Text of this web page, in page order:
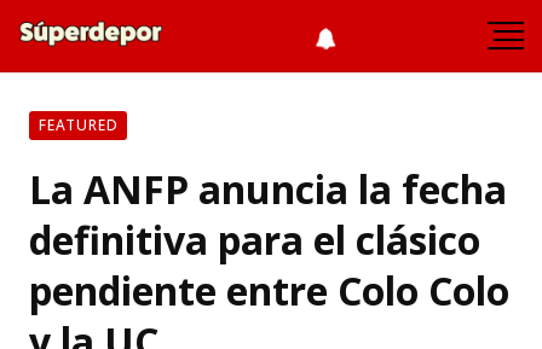
FEATURED
La ANFP anuncia la fecha
definitiva para el clásico
pendiente entre Colo Colo